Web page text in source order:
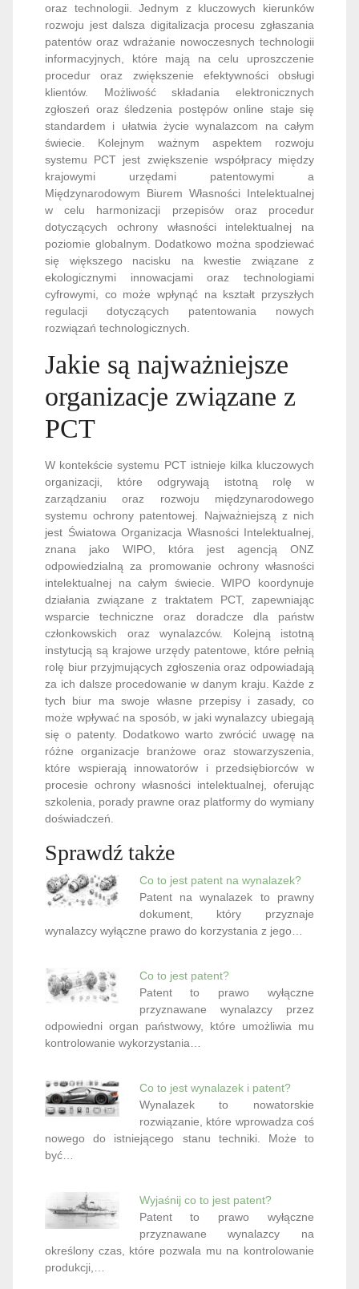
oraz technologii. Jednym z kluczowych kierunków
rozwoju jest dalsza digitalizacja procesu zgłaszania
patentów oraz wdrażanie nowoczesnych technologii
informacyjnych, które mają na celu uproszczenie
procedur oraz zwiększenie efektywności obsługi
klientów. Możliwość składania elektronicznych
zgłoszeń oraz śledzenia postępów online staje się
standardem i ułatwia życie wynalazcom na całym
świecie. Kolejnym ważnym aspektem rozwoju
systemu PCT jest zwiększenie współpracy między
krajowymi urzędami patentowymi a
Międzynarodowym Biurem Własności Intelektualnej
w celu harmonizacji przepisów oraz procedur
dotyczących ochrony własności intelektualnej na
poziomie globalnym. Dodatkowo można spodziewać
się większego nacisku na kwestie związane z
ekologicznymi innowacjami oraz technologiami
cyfrowymi, co może wpłynąć na kształt przyszłych
regulacji dotyczących patentowania nowych
rozwiązań technologicznych.
Jakie są najważniejsze
organizacje związane z
PCT
W kontekście systemu PCT istnieje kilka kluczowych
organizacji, które odgrywają istotną rolę w
zarządzaniu oraz rozwoju międzynarodowego
systemu ochrony patentowej. Najważniejszą z nich
jest Światowa Organizacja Własności Intelektualnej,
znana jako WIPO, która jest agencją ONZ
odpowiedzialną za promowanie ochrony własności
intelektualnej na całym świecie. WIPO koordynuje
działania związane z traktatem PCT, zapewniając
wsparcie techniczne oraz doradcze dla państw
członkowskich oraz wynalazców. Kolejną istotną
instytucją są krajowe urzędy patentowe, które pełnią
rolę biur przyjmujących zgłoszenia oraz odpowiadają
za ich dalsze procedowanie w danym kraju. Każde z
tych biur ma swoje własne przepisy i zasady, co
może wpływać na sposób, w jaki wynalazcy ubiegają
się o patenty. Dodatkowo warto zwrócić uwagę na
różne organizacje branżowe oraz stowarzyszenia,
które wspierają innowatorów i przedsiębiorców w
procesie ochrony własności intelektualnej, oferując
szkolenia, porady prawne oraz platformy do wymiany
doświadczeń.
Sprawdź także
Co to jest patent na wynalazek?
Patent na wynalazek to prawny
dokument, który przyznaje
wynalazcy wyłączne prawo do korzystania z jego…
Co to jest patent?
Patent to prawo wyłączne
przyznawane wynalazcy przez
odpowiedni organ państwowy, które umożliwia mu
kontrolowanie wykorzystania…
Co to jest wynalazek i patent?
Wynalazek to nowatorskie
rozwiązanie, które wprowadza coś
nowego do istniejącego stanu techniki. Może to
być…
Wyjaśnij co to jest patent?
Patent to prawo wyłączne
przyznawane wynalazcy na
określony czas, które pozwala mu na kontrolowanie
produkcji,…